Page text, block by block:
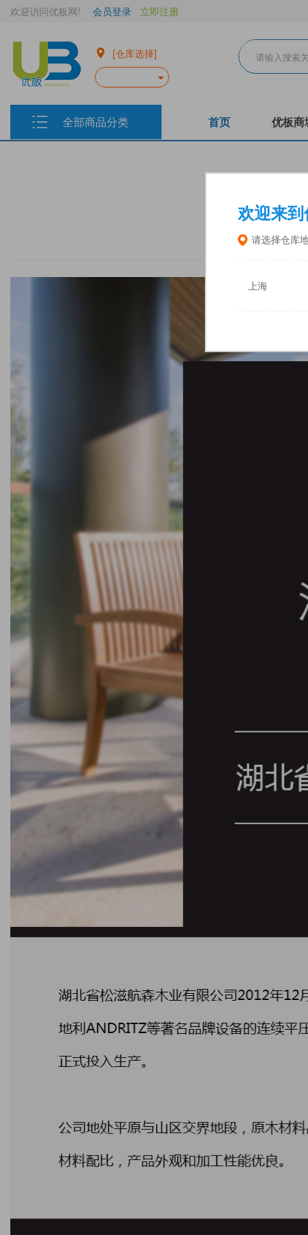
欢迎来到
请选择仓库
上海
欢迎访问优板网! 会员登录 立即注册
[仓库选择]
全部商品分类 首页 优板商